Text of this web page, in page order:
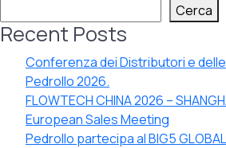
Cerca
Recent Posts
Conferenza dei Distributori e
Pedrollo 2026.
FLOWTECH CHINA 2026 –
European Sales Meeting
Pedrollo partecipa al BIG5